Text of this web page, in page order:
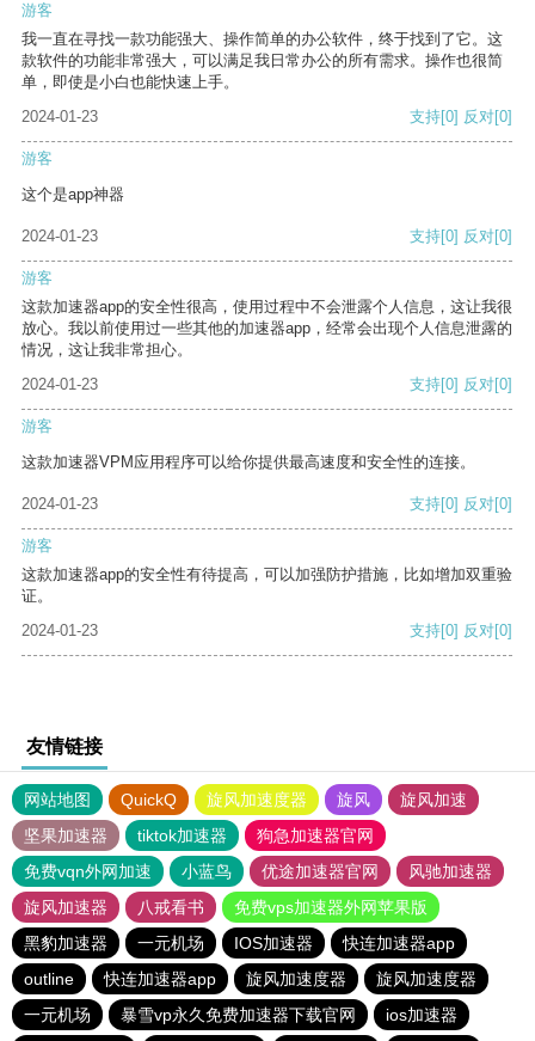
游客
我一直在寻找一款功能强大、操作简单的办公软件，终于找到了它。这
款软件的功能非常强大，可以满足我日常办公的所有需求。操作也很简
单，即使是小白也能快速上手。
2024-01-23
支持[0] 反对[0]
游客
这个是app神器
2024-01-23 支持[0] 反对[0]
游客
这款加速器app的安全性很高，使用过程中不会泄露个人信息，这让我很
放心。我以前使用过一些其他的加速器app，经常会出现个人信息泄露的
情况，这让我非常担心。
2024-01-23
支持[0] 反对[0]
游客
这款加速器VPM应用程序可以给你提供最高速度和安全性的连接。
2024-01-23 支持[0] 反对[0]
游客
这款加速器app的安全性有待提高，可以加强防护措施，比如增加双重验
证。
2024-01-23
支持[0] 反对[0]
友情链接
网站地图 QuickQ 旋风加速度器 旋风
旋风加速
坚果加速器
tiktok加速器
狗急加速器官网
免费vqn外网加速
小蓝鸟 优途加速器官网
风驰加速器
旋风加速器
八戒看书
免费vps加速器外网苹果版
黑豹加速器
一元机场 IOS加速器
快连加速器app
outline
快连加速器app 旋风加速度器
旋风加速度器
一元机场
暴雪vp永久免费加速器下载官网 ios加速器